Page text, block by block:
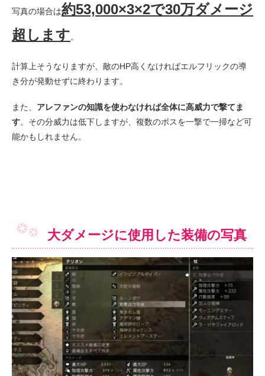
写真の場合は約53,000×3×2で30万ダメージ
超します。
計算上そうなりますが、敵のHP高くなければエルフリックの導
き分が発動せずに終わります。
また、 アレファンの知識を使わなければ全体に高威力で撃てま
す。その分威力は低下しますが、複数のボスを一撃で一掃など可
能かもしれません。
大ダメージに使用した装備の写真